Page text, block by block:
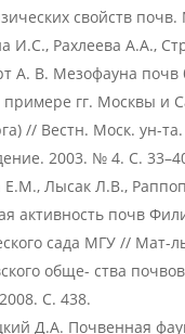
свойств почв.
И.С., Рахлеева А.А.,
А. В. Мезофауна почв
примере гг. Москвы и
// Вестн. Моск. ун-
2003. № 4. С.
Е.М., Лысак Л.В.,
активность почв
сада МГУ // Мат-
обще- ства
С. 438.
Д.А. Почвенная